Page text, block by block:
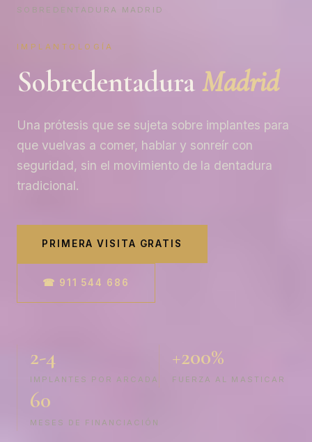
SOBREDENTADURA MADRID
IMPLANTOLOGÍA
Sobredentadura Madrid
Una prótesis que se sujeta sobre implantes para
que vuelvas a comer, hablar y sonreír con
seguridad, sin el movimiento de la dentadura
tradicional.
PRIMERA VISITA GRATIS
☎ 911 544 686
2-4
IMPLANTES POR ARCADA
+200%
FUERZA AL MASTICAR
60
MESES DE FINANCIACIÓN